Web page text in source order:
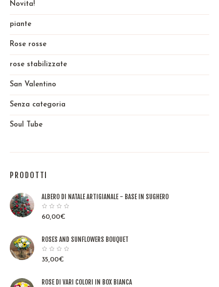
Novita!
piante
Rose rosse
rose stabilizzate
San Valentino
Senza categoria
Soul Tube
PRODOTTI
ALBERO DI NATALE ARTIGIANALE - BASE IN SUGHERO
60,00€
ROSES AND SUNFLOWERS BOUQUET
35,00€
ROSE DI VARI COLORI IN BOX BIANCA